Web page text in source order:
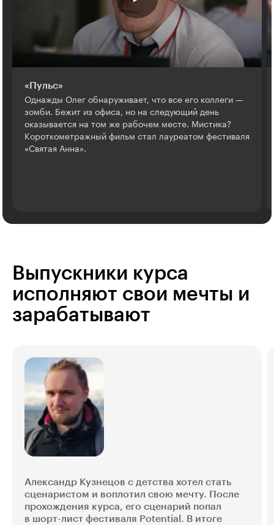
«Пульс»
Однажды Олег обнаруживает, что все его коллеги —
зомби. Бежит из офиса, но на следующий день
оказывается на том же рабочем месте. Мистика?
Короткометражный фильм стал лауреатом фестиваля
«Святая Анна».
Выпускники курса
исполняют свои мечты и
зарабатывают
Александр Кузнецов с детства хотел стать
сценаристом и воплотил свою мечту. После
прохождения курса, его сценарий попал
в шорт-лист фестиваля Potential. В итоге